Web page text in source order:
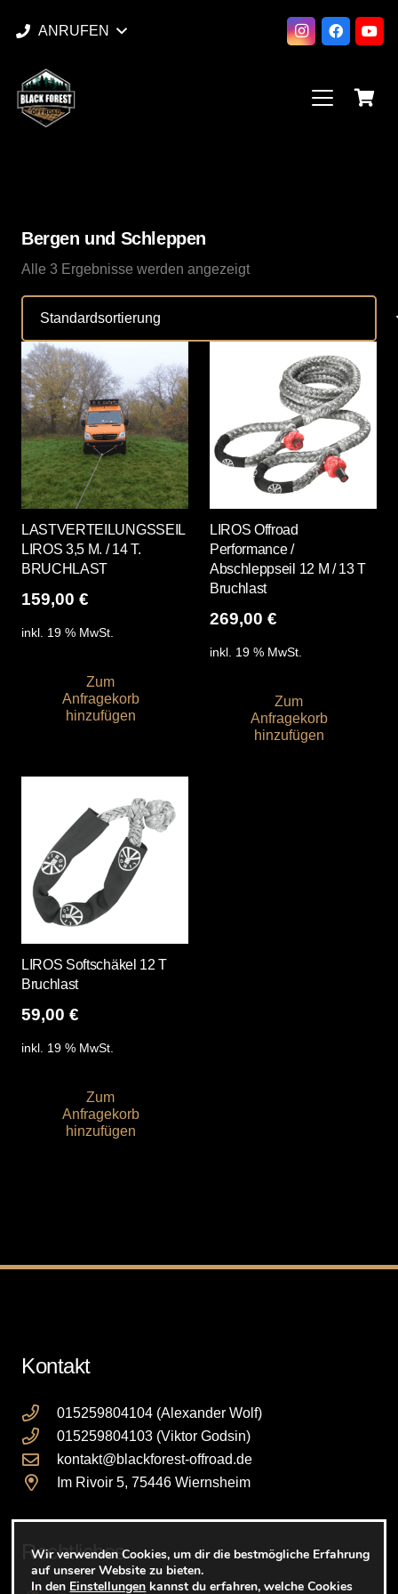
ANRUFEN
Bergen und Schleppen
Alle 3 Ergebnisse werden angezeigt
LASTVERTEILUNGSSEIL
LIROS 3,5 M. / 14 T.
BRUCHLAST
159,00 €
inkl. 19 % MwSt.
Zum
Anfragekorb
hinzufügen
LIROS Offroad
Performance /
Abschleppseil 12 M / 13 T
Bruchlast
269,00 €
inkl. 19 % MwSt.
Zum
Anfragekorb
hinzufügen
LIROS Softschäkel 12 T
Bruchlast
59,00 €
inkl. 19 % MwSt.
Zum
Anfragekorb
hinzufügen
Kontakt
015259804104 (Alexander Wolf)
015259804103 (Viktor Godsin)
kontakt@blackforest-offroad.de
Im Rivoir 5, 75446 Wiernsheim
Rechtliches
Wir verwenden Cookies, um dir die bestmögliche Erfahrung
auf unserer Website zu bieten.
In den Einstellungen kannst du erfahren, welche Cookies